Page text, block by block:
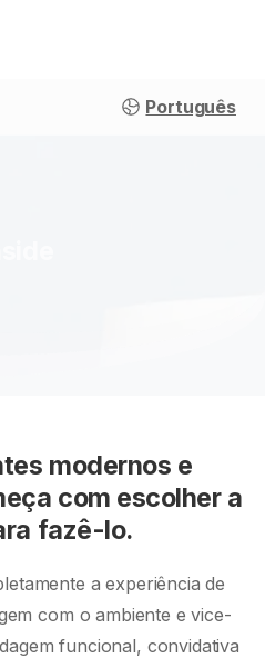
Português
modernos e
com escolher a
fazê-lo.
a experiência de
com o ambiente e vice-
funcional, convidativa